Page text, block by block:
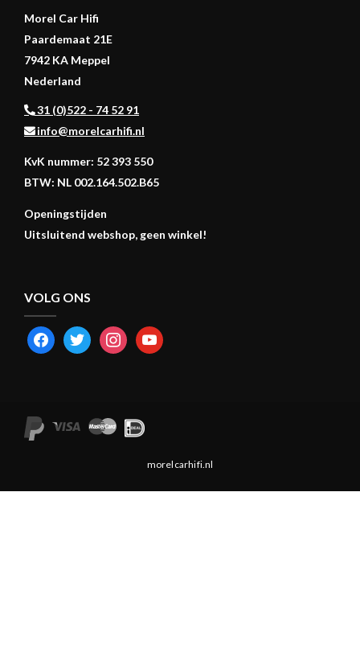
Morel Car Hifi
Paardemaat 21E
7942 KA Meppel
Nederland
31 (0)522 - 74 52 91
info@morelcarhifi.nl
KvK nummer: 52 393 550
BTW: NL 002.164.502.B65
Openingstijden
Uitsluitend webshop, geen winkel!
VOLG ONS
FACEBOOKTWITTERINSTAGRAM
YOUTUBE
morelcarhifi.nl